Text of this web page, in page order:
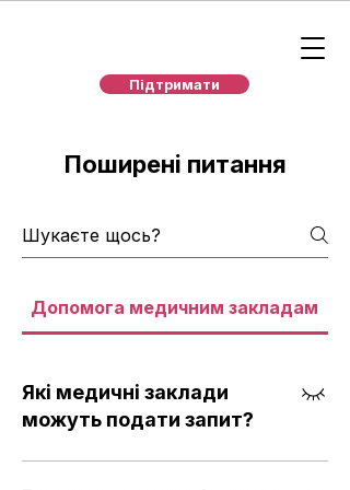
Підтримати
Поширені питання
Допомога медичним закладам
Які медичні заклади
можуть подати запит?
Державні та комунальні дитячі